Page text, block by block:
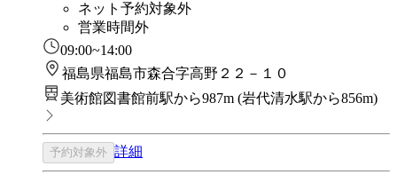
ネット予約対象外
営業時間外
09:00~14:00
福島県福島市森合字高野２２－１０
美術館図書館前駅から987m (岩代清水駅から856m)
予約対象外 詳細